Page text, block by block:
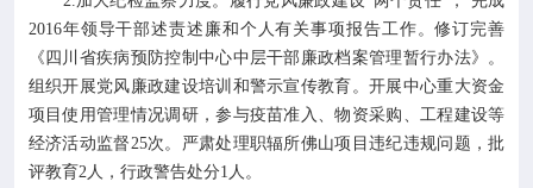
2016年领导干部述责述廉和个人有关事项报告工作。修订完善
《四川省疾病预防控制中心中层干部廉政档案管理暂行办法》。
组织开展党风廉政建设培训和警示宣传教育。开展中心重大资金
项目使用管理情况调研，参与疫苗准入、物资采购、工程建设等
经济活动监督25次。严肃处理职辐所佛山项目违纪违规问题，批
评教育2人，行政警告处分1人。